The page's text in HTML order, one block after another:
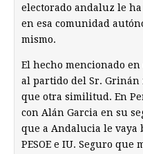
electorado andaluz le
en esa comunidad
mismo.
El hecho mencionado
al partido del Sr. Grinán
que otra similitud. En
con Alán Garcia en su
que a Andalucia le vaya
PESOE e IU. Seguro que